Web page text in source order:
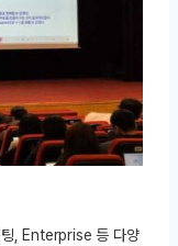
팅, Enterprise 등 다양